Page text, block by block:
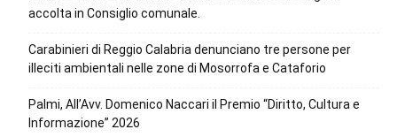
accolta in Consiglio comunale.
Carabinieri di Reggio Calabria denunciano tre persone per
illeciti ambientali nelle zone di Mosorrofa e Cataforio
Palmi, All’Avv. Domenico Naccari il Premio “Diritto, Cultura e
Informazione” 2026